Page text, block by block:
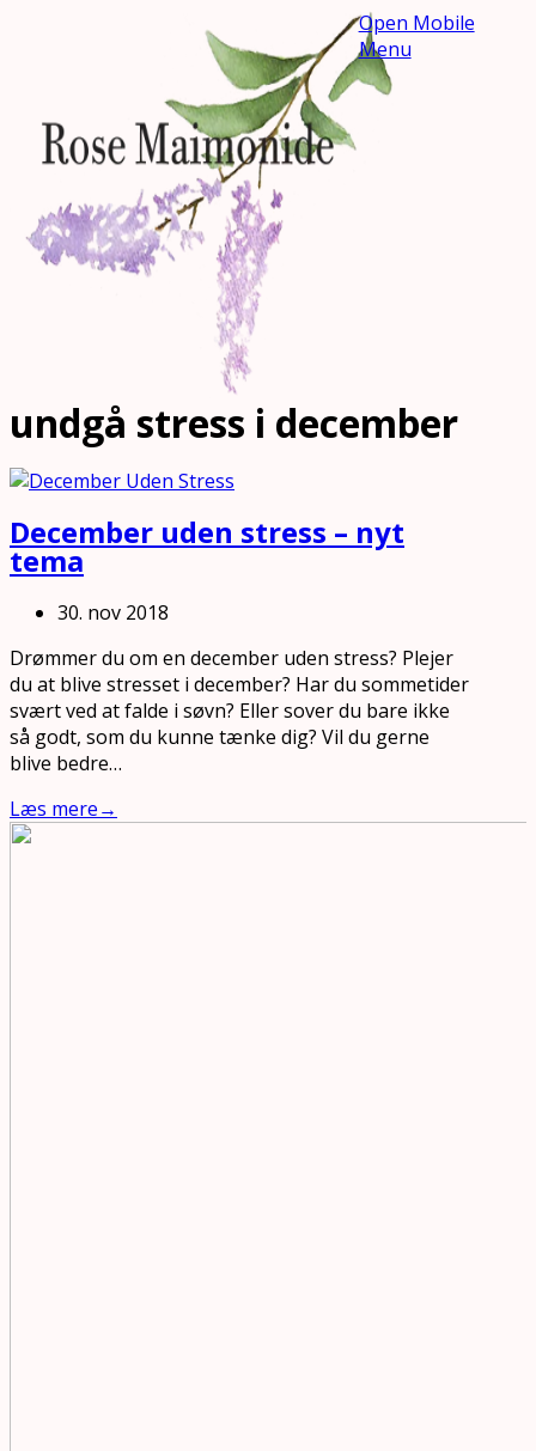
Open Mobile
Menu
undgå stress i december
December uden stress – nyt
tema
30. nov 2018
Drømmer du om en december uden stress? Plejer
du at blive stresset i december? Har du sommetider
svært ved at falde i søvn? Eller sover du bare ikke
så godt, som du kunne tænke dig? Vil du gerne
blive bedre…
Læs mere→